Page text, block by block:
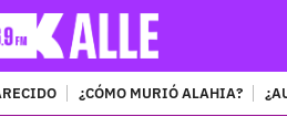
¿CÓMO MURIÓ ALAHIA?